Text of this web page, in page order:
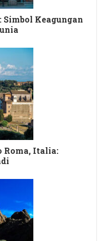
Keagungan
Roma, Italia: